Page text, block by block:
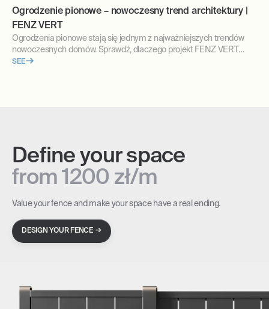
Ogrodzenie pionowe – nowoczesny trend architektury |
FENZ VERT
Ogrodzenia pionowe stają się jednym z najważniejszych trendów
nowoczesnych domów. Sprawdź, dlaczego projekt FENZ VERT
idealnie wpisuje się w współczesną architekturę.
SEE
Define your space
from 1200 zł/m
Value your fence and make your space have a real ending.
DESIGN YOUR FENCE →